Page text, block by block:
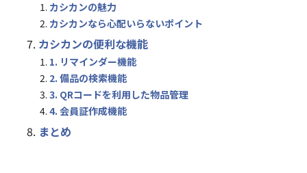
カシカンの魅力
カシカンなら心配いらないポイント
カシカンの便利な機能
1. リマインダー機能
2. 備品の検索機能
3. QRコードを利用した物品管理
4. 会員証作成機能
まとめ